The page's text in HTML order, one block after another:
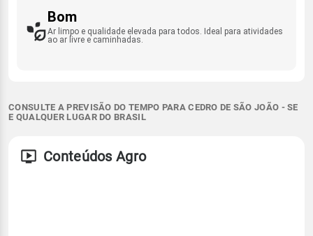
Bom
Ar limpo e qualidade elevada para todos. Ideal para atividades
ao ar livre e caminhadas.
CONSULTE A PREVISÃO DO TEMPO PARA CEDRO DE SÃO JOÃO - SE
E QUALQUER LUGAR DO BRASIL
Conteúdos Agro